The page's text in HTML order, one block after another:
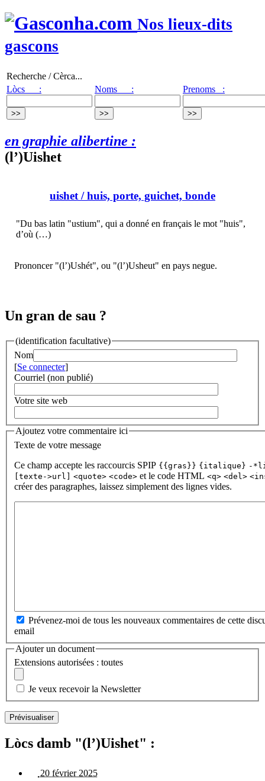
Nos lieux-dits
gascons
Recherche / Cèrca...
Lòcs :
Noms : Prenoms :
en graphie alibertine :
(l’)Uishet
uishet/ huis, porte, guichet, bonde
"Du bas latin "ustium", qui a donné en français le mot "huis",
d’où (…)
Prononcer "(l’)Ushét", ou "(l’)Usheut" en pays negue.
Un gran de sau ?
(identification facultative)
Nom
[Se connecter]
Courriel (non publié)
Votre site web
Ajoutez votre commentaire ici
Texte de votre message
Ce champ accepte les raccourcis SPIP {{gras}} {italique} -
[texte->url] <quote> <code> et le code HTML <q> <del>
créer des paragraphes, laissez simplement des lignes vides.
Prévenez-moi de tous les nouveaux commentaires de cette
email
Ajouter un document
Extensions autorisées : toutes
Je veux recevoir la Newsletter
Lòcs damb "(l’)Uishet" :
20 février 2025